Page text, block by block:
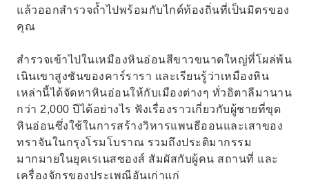
แล้วออกสำรวจถ้ำไปพร้อมกับไกด์ท้องถิ่นที่เป็นมิตรของ
คุณ
สำรวจเข้าไปในเหมืองหินอ่อนสีขาวขนาดใหญ่ที่โผล่พ้น
เนินเขาสูงชันของคาร์รารา และเรียนรู้ว่าเหมืองหิน
เหล่านี้ได้จัดหาหินอ่อนให้กับเมืองต่างๆ ทั่วอิตาลีมานาน
กว่า 2,000 ปีได้อย่างไร ฟังเรื่องราวเกี่ยวกับผู้ชายที่ขุด
หินอ่อนซึ่งใช้ในการสร้างวิหารแพนธีออนและเสาของ
ทราจันในกรุงโรมโบราณ รวมถึงประติมากรรม
มากมายในยุคเรเนสซองส์ สัมผัสกับผู้คน สถานที่ และ
เครื่องจักรของประเพณีอันเก่าแก่